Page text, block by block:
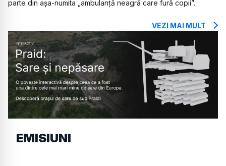
parte din așa-numita „ambulanță neagră care fură copii”.
VEZI MAI MULT
EMISIUNI